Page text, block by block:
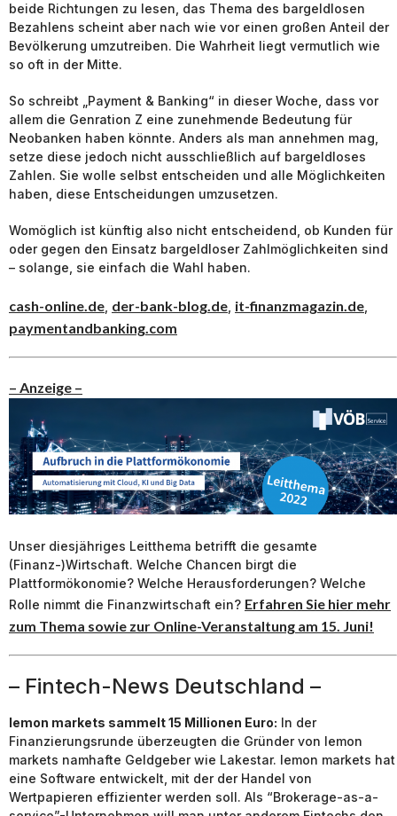
beide Richtungen zu lesen, das Thema des bargeldlosen
Bezahlens scheint aber nach wie vor einen großen Anteil der
Bevölkerung umzutreiben. Die Wahrheit liegt vermutlich wie
so oft in der Mitte.
So schreibt „Payment & Banking“ in dieser Woche, dass vor
allem die Genration Z eine zunehmende Bedeutung für
Neobanken haben könnte. Anders als man annehmen mag,
setze diese jedoch nicht ausschließlich auf bargeldloses
Zahlen. Sie wolle selbst entscheiden und alle Möglichkeiten
haben, diese Entscheidungen umzusetzen.
Womöglich ist künftig also nicht entscheidend, ob Kunden für
oder gegen den Einsatz bargeldloser Zahlmöglichkeiten sind
– solange, sie einfach die Wahl haben.
cash-online.de der-bank-blog.de it-finanzmagazin.de
paymentandbanking.com
– Anzeige –
Unser diesjähriges Leitthema betrifft die gesamte
(Finanz-)Wirtschaft. Welche Chancen birgt die
Plattformökonomie? Welche Herausforderungen? Welche
Rolle nimmt die Finanzwirtschaft ein? Erfahren Sie hier mehr
zum Thema sowie zur Online-Veranstaltung am 15. Juni!
– Fintech-News Deutschland –
lemon markets sammelt 15 Millionen Euro: In der
Finanzierungsrunde überzeugten die Gründer von lemon
markets namhafte Geldgeber wie Lakestar. lemon markets hat
eine Software entwickelt, mit der der Handel von
Wertpapieren effizienter werden soll. Als “Brokerage-as-a-